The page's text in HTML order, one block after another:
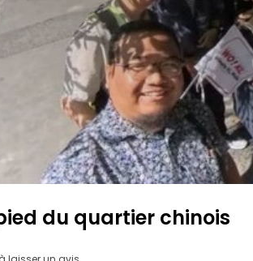
du quartier chinois